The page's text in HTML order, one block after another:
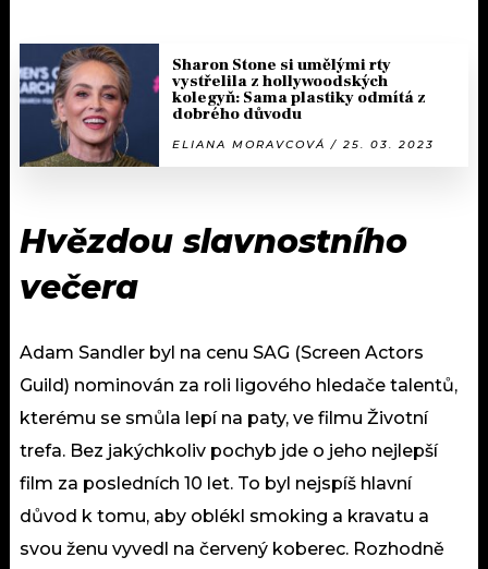
Sharon Stone si umělými rty
vystřelila z hollywoodských
kolegyň: Sama plastiky odmítá z
dobrého důvodu
ELIANA MORAVCOVÁ / 25. 03. 2023
Hvězdou slavnostního
večera
Adam Sandler byl na cenu SAG (Screen Actors
Guild) nominován za roli ligového hledače talentů,
kterému se smůla lepí na paty, ve filmu Životní
trefa. Bez jakýchkoliv pochyb jde o jeho nejlepší
film za posledních 10 let. To byl nejspíš hlavní
důvod k tomu, aby oblékl smoking a kravatu a
svou ženu vyvedl na červený koberec. Rozhodně